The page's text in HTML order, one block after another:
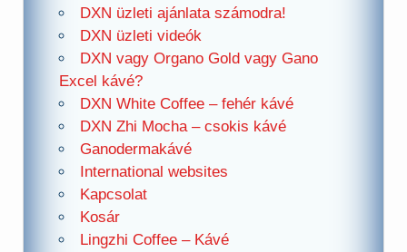
DXN üzleti ajánlata számodra!
DXN üzleti videók
DXN vagy Organo Gold vagy Gano
Excel kávé?
DXN White Coffee – fehér kávé
DXN Zhi Mocha – csokis kávé
Ganodermakávé
International websites
Kapcsolat
Kosár
Lingzhi Coffee – Kávé